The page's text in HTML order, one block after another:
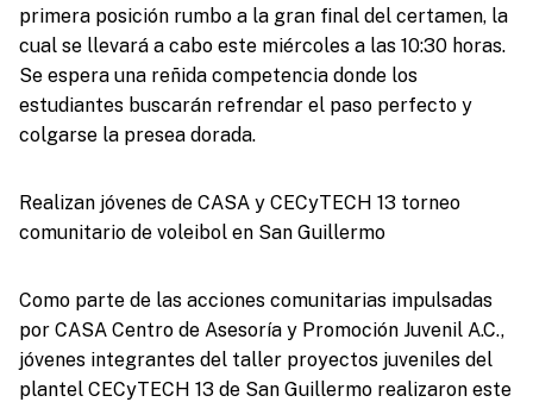
primera posición rumbo a la gran final del certamen, la
cual se llevará a cabo este miércoles a las 10:30 horas.
Se espera una reñida competencia donde los
estudiantes buscarán refrendar el paso perfecto y
colgarse la presea dorada.
Realizan jóvenes de CASA y CECyTECH 13 torneo
comunitario de voleibol en San Guillermo
Como parte de las acciones comunitarias impulsadas
por CASA Centro de Asesoría y Promoción Juvenil A.C.,
jóvenes integrantes del taller proyectos juveniles del
plantel CECyTECH 13 de San Guillermo realizaron este